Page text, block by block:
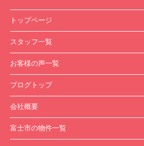
トップページ
スタッフ一覧
お客様の声一覧
ブログトップ
会社概要
富士市の物件一覧